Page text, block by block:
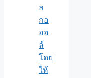
ล
กอ
ฮอ
ล์
โดย
ให้